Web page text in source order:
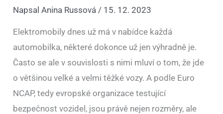
NapsalAnina Russová / 15. 12. 2023
Elektromobily dnes už má v nabídce každá
automobilka, některé dokonce už jen výhradně je.
Často se ale v souvislosti s nimi mluví o tom, že jde
o většinou velké a velmi těžké vozy. A podle Euro
NCAP, tedy evropské organizace testující
bezpečnost vozidel, jsou právě nejen rozměry, ale